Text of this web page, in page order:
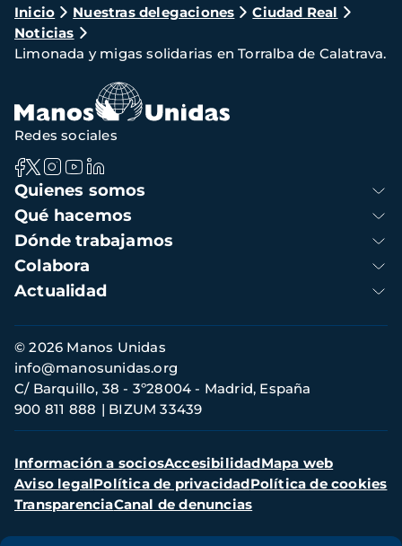
Ruta
de
navegación
Inicio Nuestras delegaciones
Ciudad Real
Noticias
Limonada y migas solidarias en Torralba de Calatrava.
Navegación
principal
Quienes somos
Qué hacemos
Dónde trabajamos
Colabora
Actualidad
Redes sociales
Información
de
contacto
© 2026 Manos Unidas
C/ Barquillo, 38 - 3º28004 - Madrid, España
900 811 888
BIZUM 33439
info@manosunidas.org
Menú
secundario
Información a sociosAccesibilidadMapa web
Aviso legalPolítica de privacidadPolítica de cookies
TransparenciaCanal de denuncias